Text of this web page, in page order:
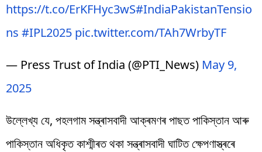
https://t.co/ErKFHyc3wS#IndiaPakistanTensio
ns #IPL2025 pic.twitter.com/TAh7WrbyTF
— Press Trust of India (@PTI_News) May 9,
2025
উল্লেখ্য যে, পহলগাম সন্ত্ৰাসবাদী আক্ৰমণৰ পাছত পাকিস্তান আৰু
পাকিস্তান অধিকৃত কাশ্মীৰত থকা সন্ত্ৰাসবাদী ঘাটিত ক্ষেপণাস্ত্ৰৰে